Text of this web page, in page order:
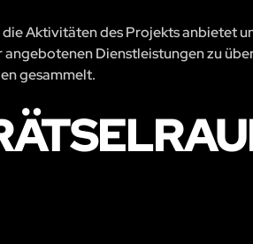
Aktivitäten des Projekts anbietet
Dienstleistungen zu
gesammelt.